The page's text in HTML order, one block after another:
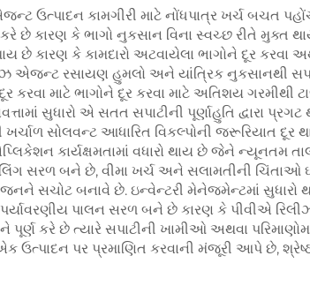
ઉત્પાદન કામગીરી માટે નોંધપાત્ર ખર્ચ બચત
છે કારણ કે ભાગો નુકસાન વિના સ્વચ્છ રીતે મુક્ત
છે કારણ કે કામદારો અટવાયેલા ભાગોને દૂર
એજન્ટ રસાયણ હુમલો અને યાંત્રિક નુકસાનથી
કરવા માટે ભાગોને દૂર કરવા માટે અતિશય ગરમીથી
સુધારો એ સતત સપાટીની પૂર્ણાહુતિ દ્વારા
ખર્ચાળ સોલવન્ટ આધારિત વિકલ્પોની જરૂરિયાત
કાર્યક્ષમતામાં વધારો થાય છે જેને
સરળ બને છે, વીમા ખર્ચ અને સલામતીની ચિંતાઓ
સચોટ બનાવે છે. ઇન્વેન્ટરી મેનેજમેન્ટમાં સુધારો
પાલન સરળ બને છે કારણ કે પીવીએ
પૂર્ણ કરે છે ત્યારે સપાટીની ખામીઓ અથવા
ઉત્પાદન પર પ્રમાણિત કરવાની મંજૂરી આપે છે,